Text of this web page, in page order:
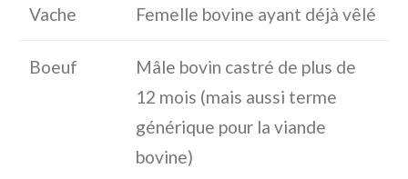
Vache Femelle bovine ayant déjà vêlé
Boeuf
Mâle bovin castré de plus de
12 mois (mais aussi terme
générique pour la viande
bovine)